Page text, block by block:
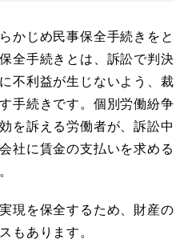
かじめ民事保全手続きをと
全手続きとは、訴訟で判決
不利益が生じないよう、裁
手続きです。個別労働紛争
を訴える労働者が、訴訟中
社に賃金の支払いを求める
現を保全するため、財産の
もあります。